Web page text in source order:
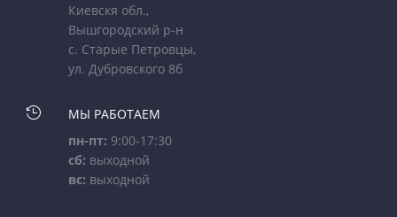
Киевскя обл.,
Вышгородский р-н
с. Старые Петровцы,
ул. Дубровского 8б

МЫ РАБОТАЕМ
пн-пт: 9:00-17:30
сб: выходной
вс: выходной